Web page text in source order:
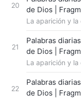
20
de Dios |
La aparición y la
21
Palabras
de Dios |
La aparición y la
22
Palabras
de Dios |